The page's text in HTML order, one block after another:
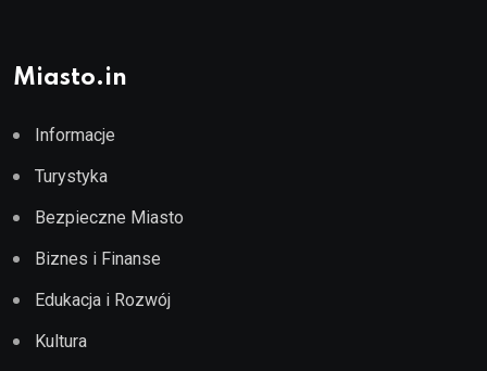
Miasto.in
Informacje
Turystyka
Bezpieczne Miasto
Biznes i Finanse
Edukacja i Rozwój
Kultura